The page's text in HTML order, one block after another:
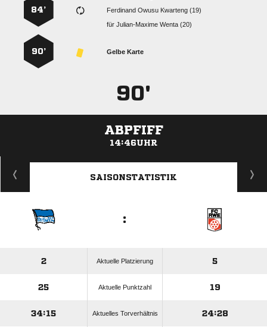
   
für  
84’
Gelbe Karte
90’
90'
ABPFIFF
14:46UHR
ANZEIGE
SAISONSTATISTIK
:
2 Aktuelle Platzierung 5
25 Aktuelle Punktzahl 19
34:15 Aktuelles Torverhältnis 24:28